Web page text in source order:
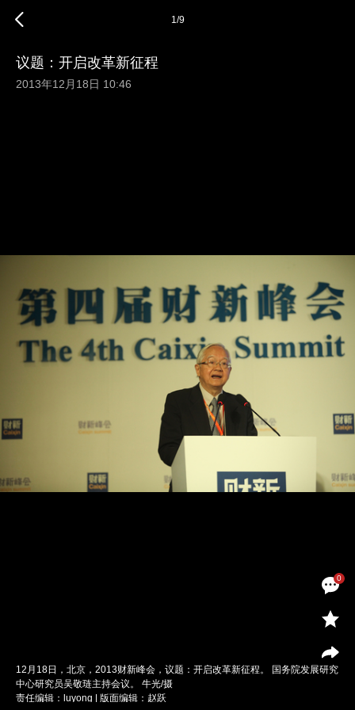
0
1/9
议题：开启改革新征程
2013年12月18日 10:46
12月18日，北京，2013财新峰会，议题：开启改革新征程。 国务院发展研究
中心研究员吴敬琏主持会议。 牛光/摄
责任编辑：luyong | 版面编辑：赵跃